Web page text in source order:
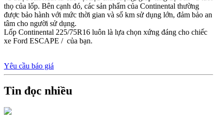
thọ của lốp. Bên cạnh đó, các sản phẩm của Continental thường
được bảo hành với mức thời gian và số km sử dụng lớn, đảm bảo an
tâm cho người sử dụng.
Lốp Continental 225/75R16 luôn là lựa chọn xứng đáng cho chiếc
xe Ford ESCAPE / của bạn.
Yêu cầu báo giá
Tin đọc nhiều